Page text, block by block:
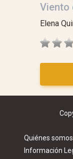
Viento
Elena
Quiénes somos
Información